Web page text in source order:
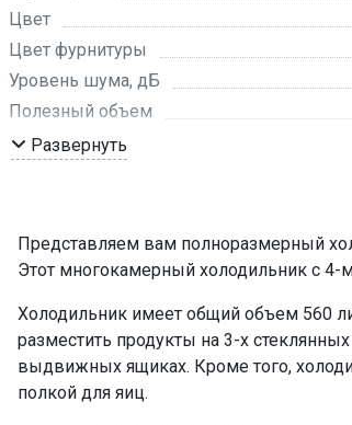
Цвет
Цвет фурнитуры
Уровень шума, дБ
Полезный объем
Количество стеклянных полок
Зона свежести
Выдвижные ящики
Объем
Мощность замораживания
Полка для яиц
Развернуть
Представляем вам полноразмерный
Этот многокамерный холодильник с
Холодильник имеет общий объем 560
разместить продукты на 3-х
выдвижных ящиках. Кроме того,
полкой для яиц.